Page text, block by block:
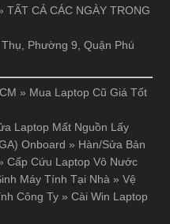
CẢ CÁC NGÀY TRONG
Phường 9, Quận Phú
» Mua Laptop Cũ Giá Tốt
Laptop Mất Nguồn Lấy
Onboard » Hàn/Sửa Bản
Cấp Cứu Laptop Vô Nước
Máy Tính Tại Nhà »Vệ
Công Ty »Cài Win Laptop